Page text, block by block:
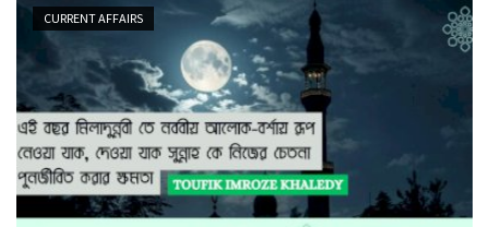
v
g
t
i
o
n
CURRENT AFFAIRS